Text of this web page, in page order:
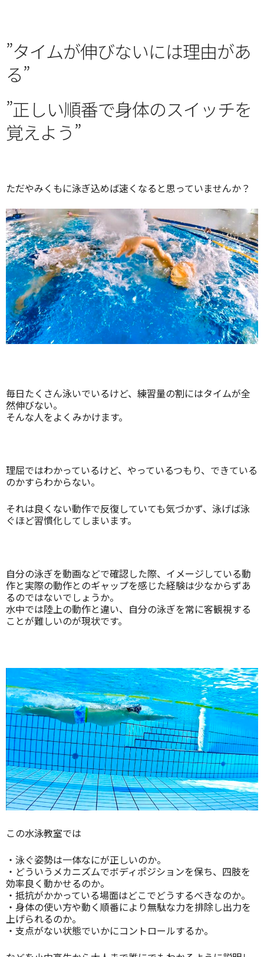
”タイムが伸びないには理由があ
る”
”正しい順番で身体のスイッチを
覚えよう”
ただやみくもに泳ぎ込めば速くなると思っていませんか？
毎日たくさん泳いでいるけど、練習量の割にはタイムが全
然伸びない。
そんな人をよくみかけます。
理屈ではわかっているけど、やっているつもり、できている
のかすらわからない。
それは良くない動作で反復していても気づかず、泳げば泳
ぐほど習慣化してしまいます。
自分の泳ぎを動画などで確認した際、イメージしている動
作と実際の動作とのギャップを感じた経験は少なからずあ
るのではないでしょうか。
水中では陸上の動作と違い、自分の泳ぎを常に客観視する
ことが難しいのが現状です。
この水泳教室では
・泳ぐ姿勢は一体なにが正しいのか。
・どういうメカニズムでボディポジションを保ち、四肢を
効率良く動かせるのか。
・抵抗がかかっている場面はどこでどうするべきなのか。
・身体の使い方や動く順番により無駄な力を排除し出力を
上げられるのか。
・支点がない状態でいかにコントロールするか。